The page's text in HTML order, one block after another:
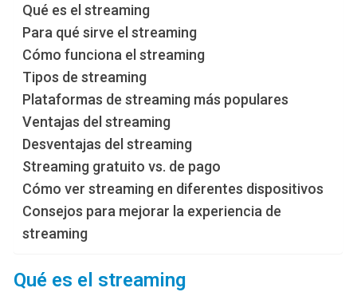
Qué es el streaming
Para qué sirve el streaming
Cómo funciona el streaming
Tipos de streaming
Plataformas de streaming más populares
Ventajas del streaming
Desventajas del streaming
Streaming gratuito vs. de pago
Cómo ver streaming en diferentes dispositivos
Consejos para mejorar la experiencia de
streaming
Qué es el streaming